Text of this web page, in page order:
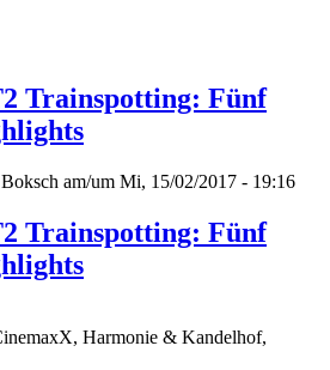
Trainspotting: Fünf
am/um Mi, 15/02/2017 - 19:16
Trainspotting: Fünf
Harmonie & Kandelhof,